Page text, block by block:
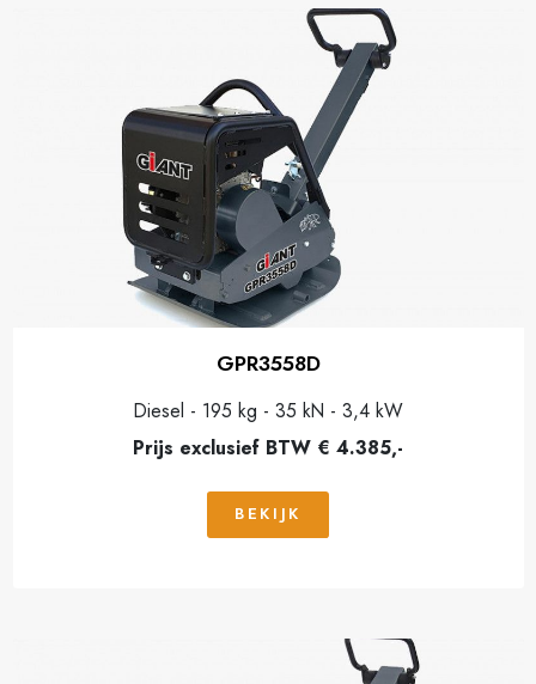
GPR3558D
Diesel - 195 kg - 35 kN - 3,4 kW
Prijs exclusief BTW € 4.385,-
BEKIJK